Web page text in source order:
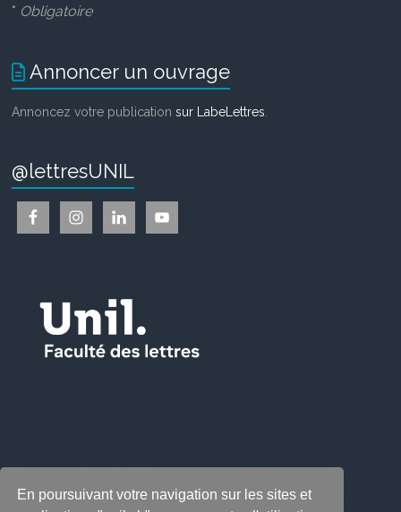
En poursuivant votre navigation sur les sites et
* Obligatoire
Annoncer un ouvrage
Annoncez votre publicationsur LabeLettres
@lettresUNIL